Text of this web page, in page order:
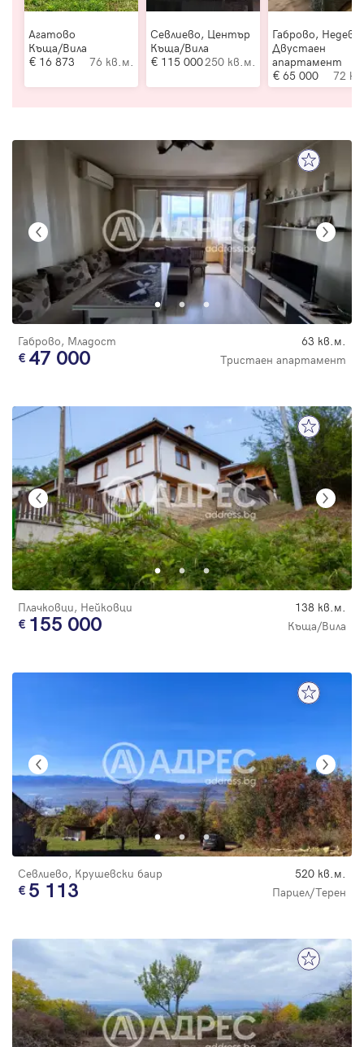
Агатово
Къща/Вила
16 873
76 кв.м.
Севлиево, Център
Къща/Вила
115 000250 кв.м.
Габрово,
Двустаен
апартамент
65 000
72
Габрово, Младост 63 кв.м.
47 000 Тристаен апартамент
Плачковци, Нейковци 138 кв.м.
155 000 Къща/Вила
Севлиево, Крушевски баир 520 кв.м.
5 113 Парцел/Терен